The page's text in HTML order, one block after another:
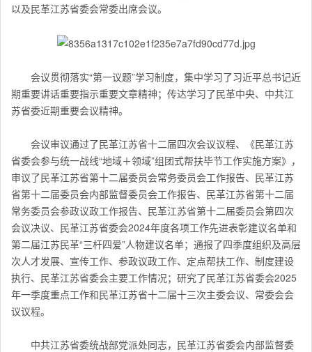
以及民革江苏省委会常委出席会议。
会议贯彻落实“第一议题”学习制度，集中学习了习近平总书记近
期重要讲话重要指示重要文章精神；传达学习了民革中央、中共江
苏省委近期重要会议精神。
会议审议通过了民革江苏省十二届四次会议议程、《民革江苏
省委会参与统一战线“地域＋领域”组团式帮扶毕节工作实施方案》，
审议了民革江苏省第十二届委员会常务委员会工作报告、民革江苏
省第十二届委员会内部监督委员会工作报告、民革江苏省第十二届
常务委员会参政议政工作报告、民革江苏省第十二届委员会第四次
会议决议、民革江苏省委会2024年度各项工作先进表彰建议名单和
第二届江苏民革“三杆四爱”人物建议名单；通报了四季度组织及高层
次人才发展、宣传工作、参政议政工作、定点帮扶工作、制度建设
执行、民革江苏省委会主要工作情况；研究了民革江苏省委会2025
年一季度重点工作和民革江苏省十二届十三次主委会议、常委会会
议议程。
中共江苏省委统战部党派处同志，民革江苏省委会内部监督委